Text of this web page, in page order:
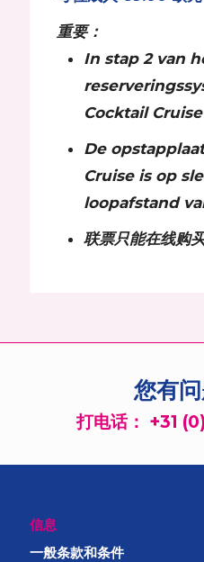
重要：
In stap 2 van
Cocktail
De
Cruise is op
loopafstand
联票只能在线购
您有
打电话： +31
信息
一般条款和条件